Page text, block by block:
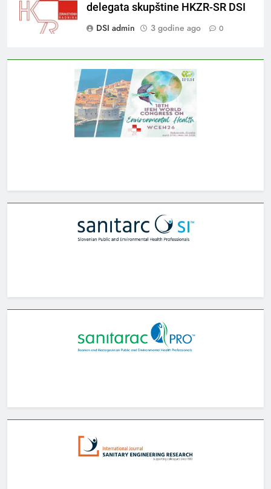
delegata skupštine HKZR-SR DSI
DSI admin
3 godine ago 0